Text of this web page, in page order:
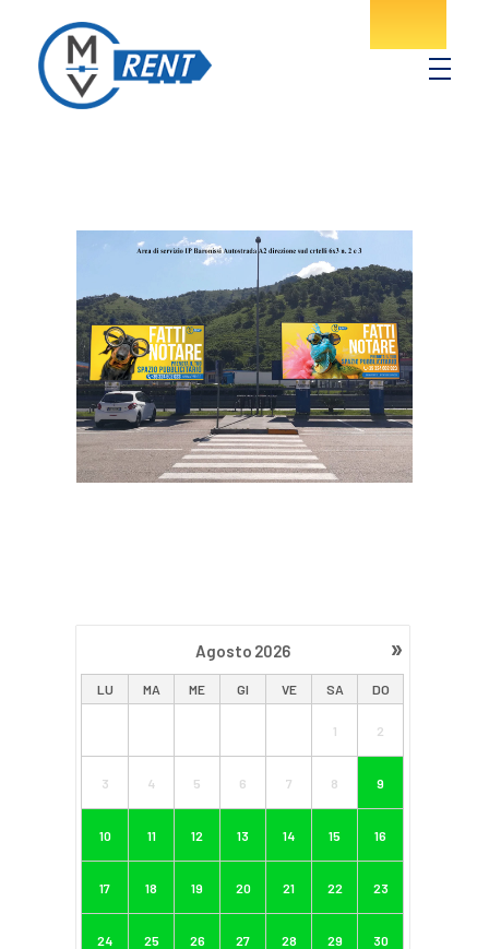
»
Agosto 2026
LU MA ME GI VE SA DO
1 2
3 4 5 6 7 8 9
10 11 12 13 14 15 16
17 18 19 20 21 22 23
24 25 26 27 28 29 30